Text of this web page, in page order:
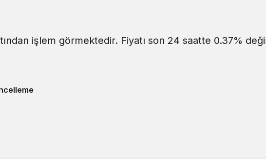
işlem görmektedir. Fiyatı son 24 saatte 0.37%